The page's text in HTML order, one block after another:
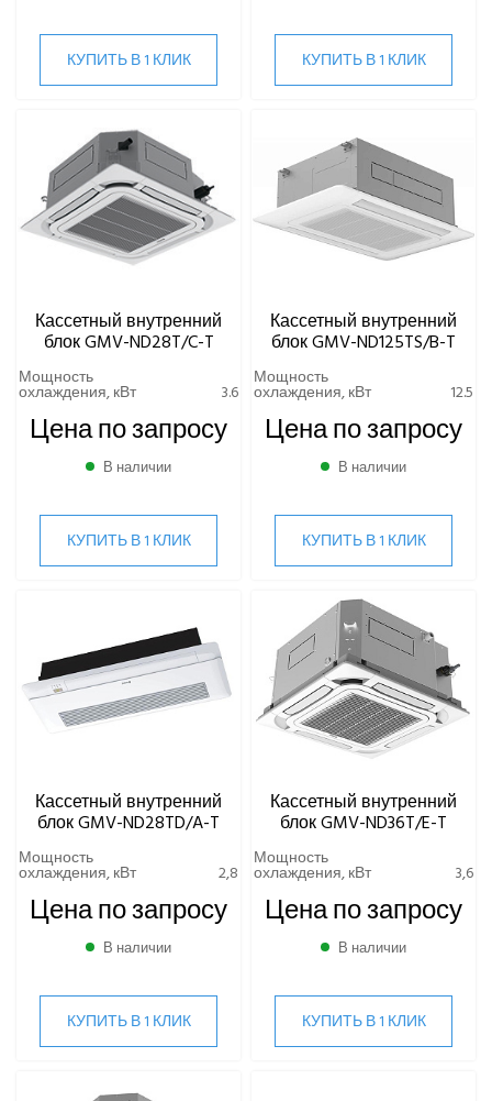
КУПИТЬ В 1 КЛИК КУПИТЬ В 1 КЛИК
Кассетный внутренний
блок GMV-ND28T/C-T
Мощность
охлаждения, кВт 3.6
Цена по запросу
В наличии
КУПИТЬ В 1 КЛИК
Кассетный внутренний
блок GMV-ND125TS/B-T
Мощность
охлаждения, кВт 12.5
Цена по запросу
В наличии
КУПИТЬ В 1 КЛИК
Кассетный внутренний
блок GMV-ND28TD/A-T
Мощность
охлаждения, кВт 2,8
Цена по запросу
В наличии
КУПИТЬ В 1 КЛИК
Кассетный внутренний
блок GMV-ND36T/E-T
Мощность
охлаждения, кВт 3,6
Цена по запросу
В наличии
КУПИТЬ В 1 КЛИК